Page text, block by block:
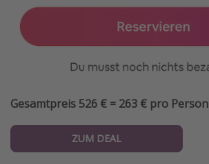
Gesamtpreis 526 € = 263 € pro Person
ZUM DEAL